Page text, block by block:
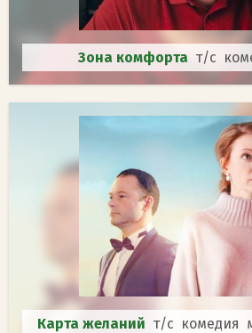
Зона комфорта т/с
Карта желаний т/с комедия